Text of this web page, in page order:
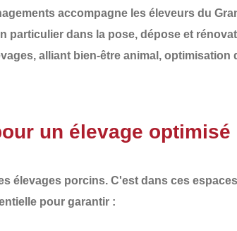
accompagne les éleveurs du
particulier dans la pose, dépose et
alliant bien-être animal,
un élevage optimisé
élevages porcins. C'est dans ces
pour garantir :